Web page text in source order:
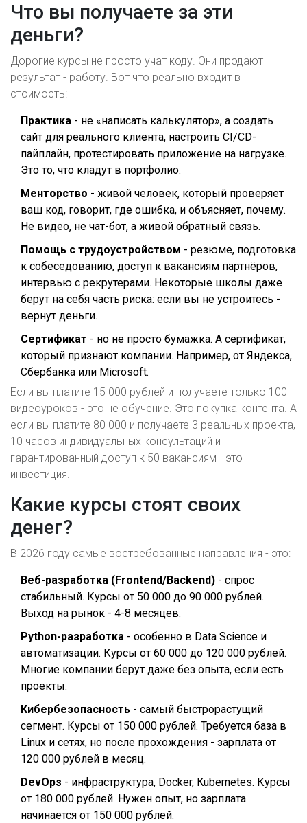
Что вы получаете за эти
деньги?
Дорогие курсы не просто учат коду. Они продают
результат - работу. Вот что реально входит в
стоимость:
Практика - не «написать калькулятор», а создать
сайт для реального клиента, настроить CI/CD-
пайплайн, протестировать приложение на нагрузке.
Это то, что кладут в портфолио.
Менторство - живой человек, который проверяет
ваш код, говорит, где ошибка, и объясняет, почему.
Не видео, не чат-бот, а живой обратный связь.
Помощь с трудоустройством - резюме, подготовка
к собеседованию, доступ к вакансиям партнёров,
интервью с рекрутерами. Некоторые школы даже
берут на себя часть риска: если вы не устроитесь -
вернут деньги.
Сертификат - но не просто бумажка. А сертификат,
который признают компании. Например, от Яндекса,
Сбербанка или Microsoft.
Если вы платите 15 000 рублей и получаете только 100
видеоуроков - это не обучение. Это покупка контента. А
если вы платите 80 000 и получаете 3 реальных проекта,
10 часов индивидуальных консультаций и
гарантированный доступ к 50 вакансиям - это
инвестиция.
Какие курсы стоят своих
денег?
В 2026 году самые востребованные направления - это:
Веб-разработка (Frontend/Backend) - спрос
стабильный. Курсы от 50 000 до 90 000 рублей.
Выход на рынок - 4-8 месяцев.
Python-разработка - особенно в Data Science и
автоматизации. Курсы от 60 000 до 120 000 рублей.
Многие компании берут даже без опыта, если есть
проекты.
Кибербезопасность - самый быстрорастущий
сегмент. Курсы от 150 000 рублей. Требуется база в
Linux и сетях, но после прохождения - зарплата от
120 000 рублей в месяц.
DevOps - инфраструктура, Docker, Kubernetes. Курсы
от 180 000 рублей. Нужен опыт, но зарплата
начинается от 150 000 рублей.